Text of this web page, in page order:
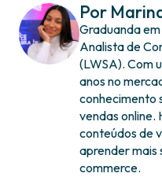
Por
Graduanda
Analista de
(LWSA). Com
anos no
conhecimento
vendas online.
conteúdos de
aprender mais
commerce.